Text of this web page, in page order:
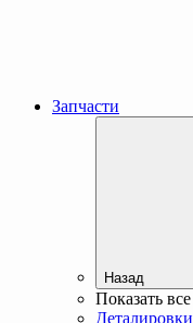
Запчасти
Назад
Показать все
Деталировки